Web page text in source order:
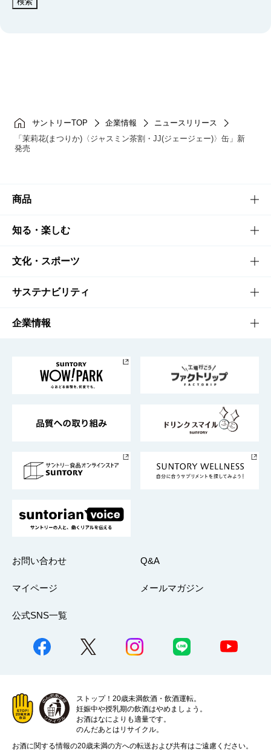
サントリーTOP 企業情報
ニュースリリース
「茉莉花(まつりか)〈ジャスミン茶割・JJ(ジェージェー)〉缶」新
発売
商品
商品TOP
商品一覧
商品発売情報
栄養成分一覧
知る・楽しむ
知る・楽しむTOP
キャンペーン
工場見学
地域情報
文化・スポーツ
文化・スポーツTOP
サントリーホール
サントリーサンバーズ大阪
サステナビリティ
サステナビリティTOP
サントリーが考えるサステナビリティ経営
企業情報
企業概要
採用情報
お問い合わせ Q&A
マイページ メールマガジン
公式SNS一覧
ストップ！20歳未満飲酒・飲酒運転。
妊娠中や授乳期の飲酒はやめましょう。
お酒はなによりも適量です。
のんだあとはリサイクル。
お酒に関する情報の20歳未満の方への転送および共有はご遠慮ください。